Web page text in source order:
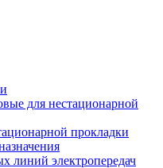
для нестационарной
прокладки
линий электропередач